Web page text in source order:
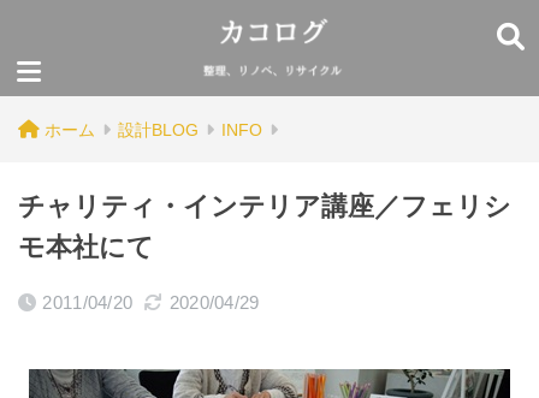
ホーム 設計BLOG INFO
チャリティ・インテリア講座／フェリシ
モ本社にて
2011/04/20 2020/04/29